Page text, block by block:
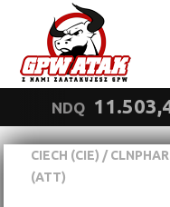
NDQ
CIECH (CIE) /
(ATT)
prywatności